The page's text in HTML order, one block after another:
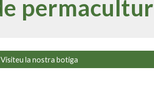
Visiteu la nostra botiga